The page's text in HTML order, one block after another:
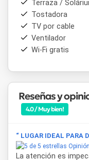
Para quienes viajan
juegos infantiles al
practicuna, bañera y
Además, cada
tranquilidad durante
Apart Moorea
actividades
off road, excursiones
playa, recorrer
boscoso que
atlántica.
Terraza /
Tostadora
TV por cable
Ventilador
Wi-Fi gratis
Reseñas y
4.0 / Muy bien!
“ LUGAR IDEAL PARA
La atención es